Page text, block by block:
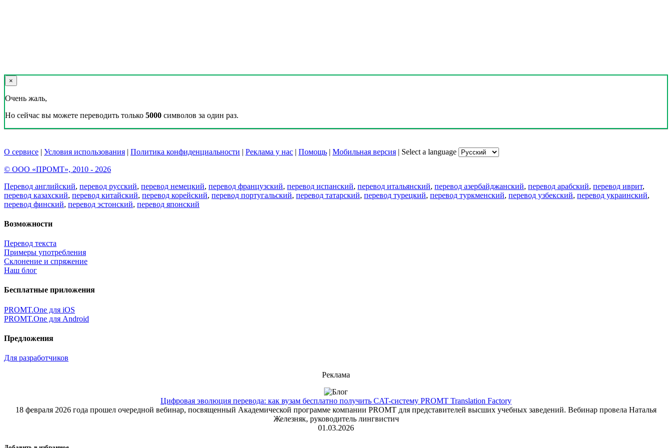
×
Очень жаль,
Но сейчас вы можете переводить только 5000 символов за один раз.
О сервисе | Условия использования | Политика конфиденциальности | Реклама у нас | Помощь | Мобильная версия | Select a language
© ООО «ПРОМТ», 2010 - 2026
Перевод английский, перевод русский, перевод немецкий, перевод французский, перевод испанский, перевод итальянский, перевод азербайджанский, перевод арабский, перевод иврит,
перевод казахский, перевод китайский, перевод корейский, перевод португальский, перевод татарский, перевод турецкий, перевод туркменский, перевод узбекский, перевод украинский,
перевод финский, перевод эстонский, перевод японский
Возможности
Перевод текста
Примеры употребления
Склонение и спряжение
Наш блог
Бесплатные приложения
PROMT.One для iOS
PROMT.One для Android
Предложения
Для разработчиков
Реклама
Цифровая эволюция перевода: как вузам бесплатно получить CAT-систему PROMT Translation Factory
18 февраля 2026 года прошел очередной вебинар, посвященный Академической программе компании PROMT для представителей высших учебных заведений. Вебинар провела Наталья
Железняк, руководитель лингвистич
01.03.2026